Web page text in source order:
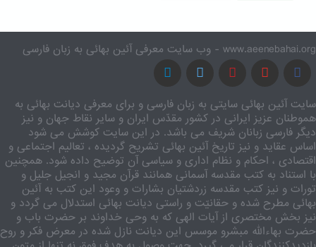
www.aeenebahai.org - وب سایت معرفی آئین بهائی به زبان فارسی
سایت آئین بهائی سایتی به زبان فارسی و برای معرفی دیانت بهائی به
هموطنان عزیز ایرانی در کشور مقدّس ایران و سایر نقاط جهان و نیز
دیگر فارسی زبانان شریف می باشد. در این سایت کوشش می شود
اساس عقاید و نیز تاریخ آئین بهائی تشریح گردیده ، تعالیم اجتماعی و
اقتصادی ، احکام و نظام اداری و سیاسی آن توضیح داده شود. همچنین
با استناد به کتب مقدسه آسمانی همانند قرآن مجید و انجیل جلیل و
تورات و نیز کتب مقدسه زردشتیان بشارات و وعود این کتب به آئین
بهائی مطرح شده و حقانیّت و راستی دیانت بهائی استدلال می گردد و
نیز بخش مختصری از آیات الهی که به وحی خداوند بر حضرت باب و
حضرت بهاءالله مبشرو موسس این دیانت نازل شده در معرض فکر و روح